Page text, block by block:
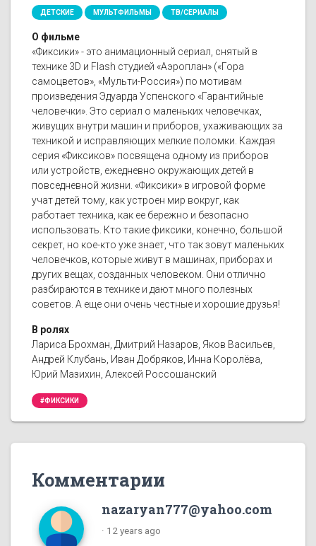
ДЕТСКИЕ МУЛЬТФИЛЬМЫ ТВ/СЕРИАЛЫ
О фильме
«Фиксики» - это анимационный сериал, снятый в
технике 3D и Flash студией «Аэроплан» («Гора
самоцветов», «Мульти-Россия») по мотивам
произведения Эдуарда Успенского «Гарантийные
человечки». Это сериал о маленьких человечках,
живущих внутри машин и приборов, ухаживающих за
техникой и исправляющих мелкие поломки. Каждая
серия «Фиксиков» посвящена одному из приборов
или устройств, ежедневно окружающих детей в
повседневной жизни. «Фиксики» в игровой форме
учат детей тому, как устроен мир вокруг, как
работает техника, как ее бережно и безопасно
использовать. Кто такие фиксики, конечно, большой
секрет, но кое-кто уже знает, что так зовут маленьких
человечков, которые живут в машинах, приборах и
других вещах, созданных человеком. Они отлично
разбираются в технике и дают много полезных
советов. А еще они очень честные и хорошие друзья!
В ролях
Лариса Брохман, Дмитрий Назаров, Яков Васильев,
Андрей Клубань, Иван Добряков, Инна Королёва,
Юрий Мазихин, Алексей Россошанский
#ФИКСИКИ
Комментарии
nazaryan777@yahoo.com
· 12 years ago